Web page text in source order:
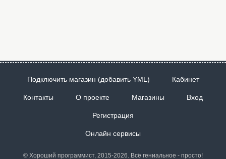
Подключить магазин (добавить YML) Кабинет
Контакты О проекте Магазины Вход
Регистрация
Онлайн сервисы
© Хороший программист, 2015-2026. Всё гениальное - просто!